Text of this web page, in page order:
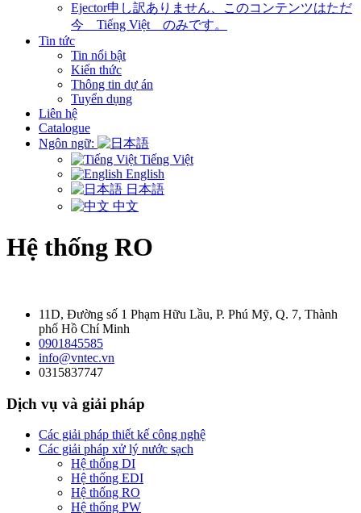
Ejector申し訳ありません、このコンテンツはただ
今 Tiếng Việt のみです。
Tin tức
Tin nổi bật
Kiến thức
Thông tin dự án
Tuyển dụng
Liên hệ
Catalogue
Ngôn ngữ:
Tiếng Việt
English
日本語
中文
Hệ thống RO
11D, Đường số 1 Phạm Hữu Lầu, P. Phú Mỹ, Q. 7, Thành
phố Hồ Chí Minh
0901845585
info@vntec.vn
0315837747
Dịch vụ và giải pháp
Các giải pháp thiết kế công nghệ
Các giải pháp xử lý nước sạch
Hệ thống DI
Hệ thống EDI
Hệ thống RO
Hệ thống PW